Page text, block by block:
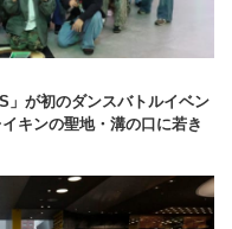
」が初のダンスバトルイベン
キンの聖地・溝の口に若き